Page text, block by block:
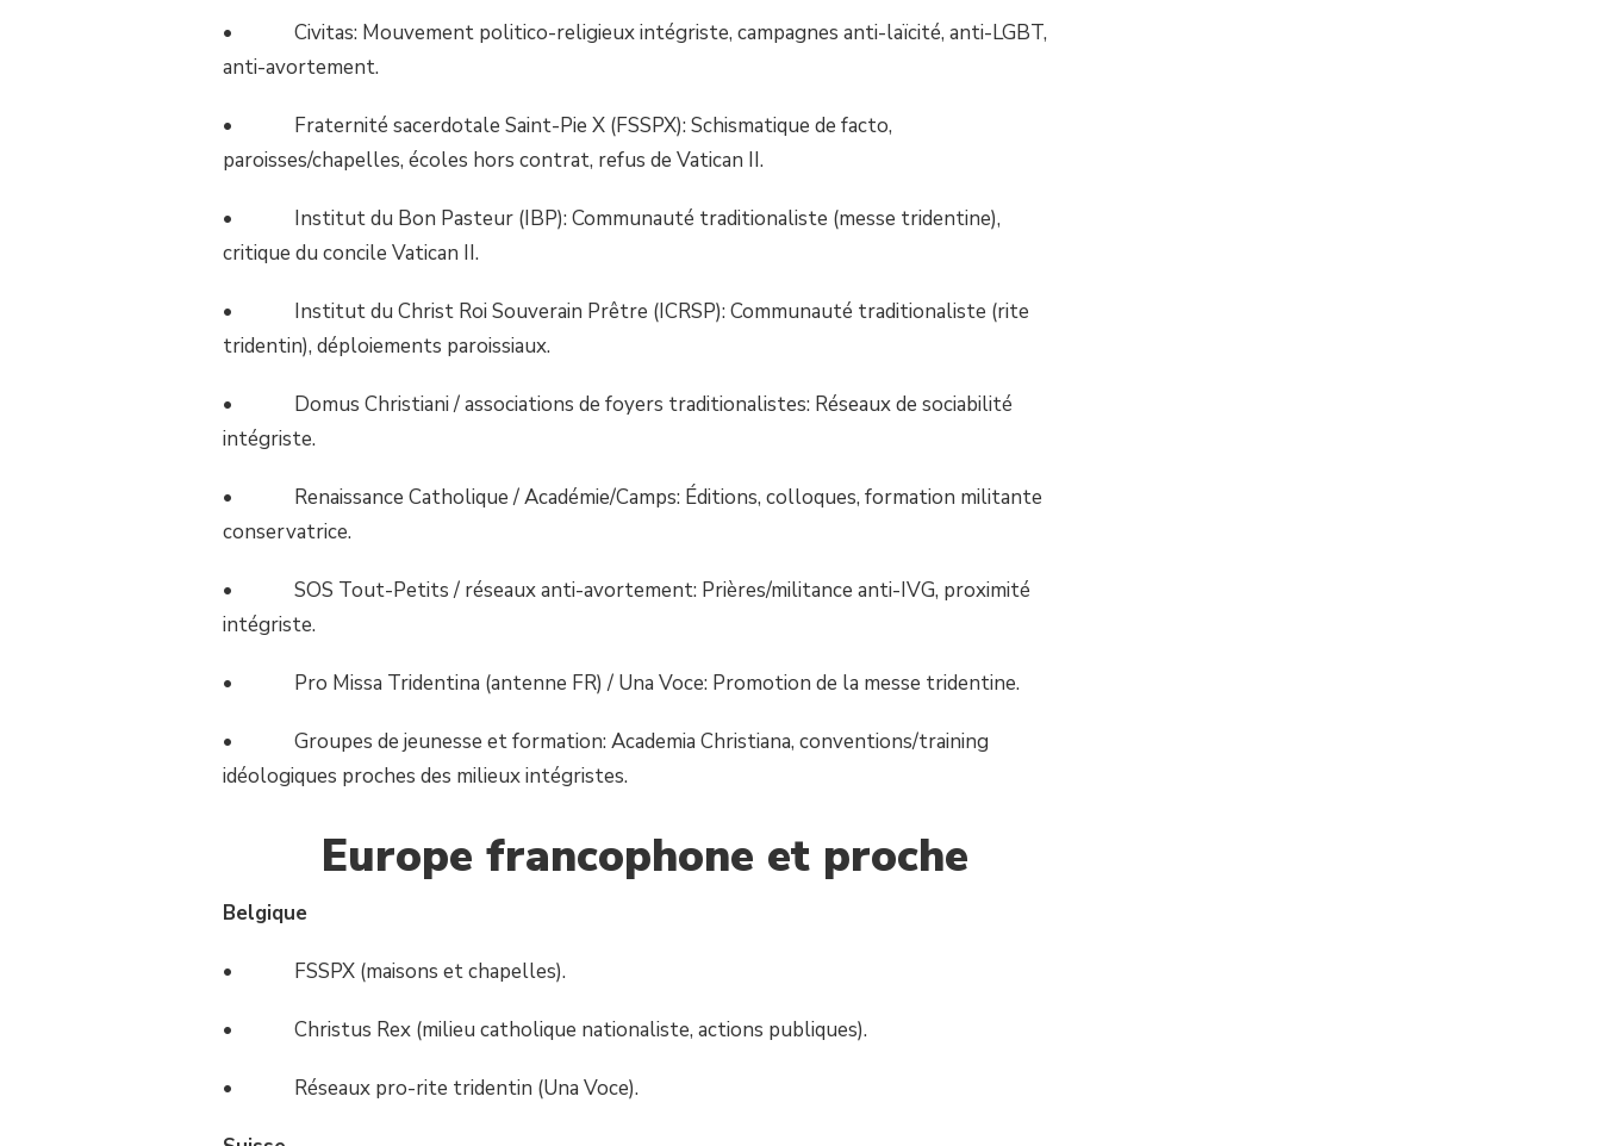
• Civitas: Mouvement politico-religieux intégriste, campagnes anti-laïcité, anti-LGBT,
anti-avortement.
• Fraternité sacerdotale Saint-Pie X (FSSPX): Schismatique de facto,
paroisses/chapelles, écoles hors contrat, refus de Vatican II.
• Institut du Bon Pasteur (IBP): Communauté traditionaliste (messe tridentine),
critique du concile Vatican II.
• Institut du Christ Roi Souverain Prêtre (ICRSP): Communauté traditionaliste (rite
tridentin), déploiements paroissiaux.
• Domus Christiani / associations de foyers traditionalistes: Réseaux de sociabilité
intégriste.
• Renaissance Catholique / Académie/Camps: Éditions, colloques, formation militante
conservatrice.
• SOS Tout-Petits / réseaux anti-avortement: Prières/militance anti-IVG, proximité
intégriste.
• Pro Missa Tridentina (antenne FR) / Una Voce: Promotion de la messe tridentine.
• Groupes de jeunesse et formation: Academia Christiana, conventions/training
idéologiques proches des milieux intégristes.
Europe francophone et proche
Belgique
• FSSPX (maisons et chapelles).
• Christus Rex (milieu catholique nationaliste, actions publiques).
• Réseaux pro-rite tridentin (Una Voce).